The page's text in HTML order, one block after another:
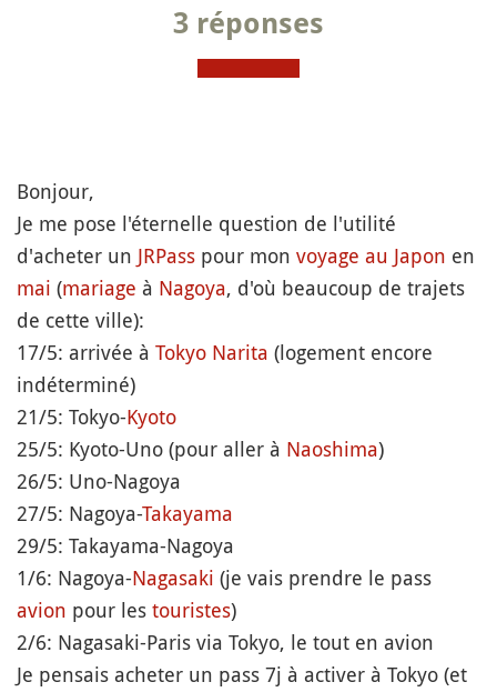
3 réponses
Bonjour,
Je me pose l'éternelle question de l'utilité
d'acheter un JRPass pour mon voyage au Japon en
mai (mariage à Nagoya, d'où beaucoup de trajets
de cette ville):
17/5: arrivée à Tokyo Narita (logement encore
indéterminé)
21/5: Tokyo-Kyoto
25/5: Kyoto-Uno (pour aller à Naoshima)
26/5: Uno-Nagoya
27/5: Nagoya-Takayama
29/5: Takayama-Nagoya
1/6: Nagoya-Nagasaki (je vais prendre le pass
avion pour les touristes)
2/6: Nagasaki-Paris via Tokyo, le tout en avion
Je pensais acheter un pass 7j à activer à Tokyo (et